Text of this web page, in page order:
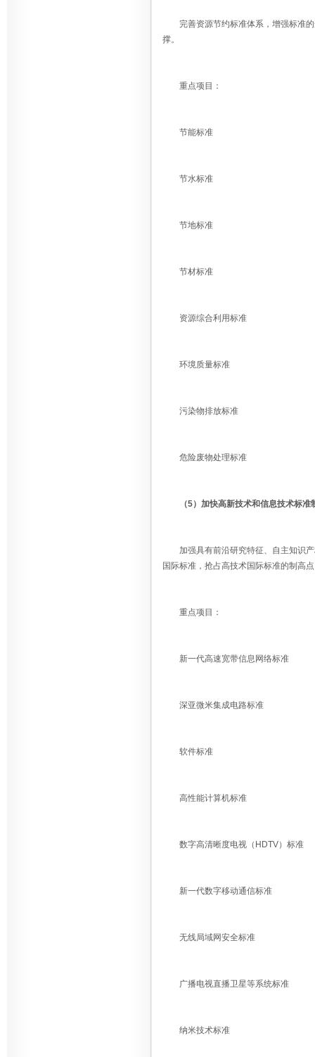
完善资源节约标准体系，增强标准的
撑。
重点项目：
节能标准
节水标准
节地标准
节材标准
资源综合利用标准
环境质量标准
污染物排放标准
危险废物处理标准
（5）加快高新技术和信息技术标
加强具有前沿研究特征、自主知识产
国际标准，抢占高技术国际标准的制高
重点项目：
新一代高速宽带信息网络标准
深亚微米集成电路标准
软件标准
高性能计算机标准
数字高清晰度电视（HDTV）标准
新一代数字移动通信标准
无线局域网安全标准
广播电视直播卫星等系统标准
纳米技术标准